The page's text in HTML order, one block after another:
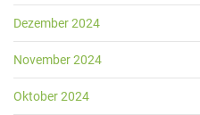
Dezember 2024
November 2024
Oktober 2024